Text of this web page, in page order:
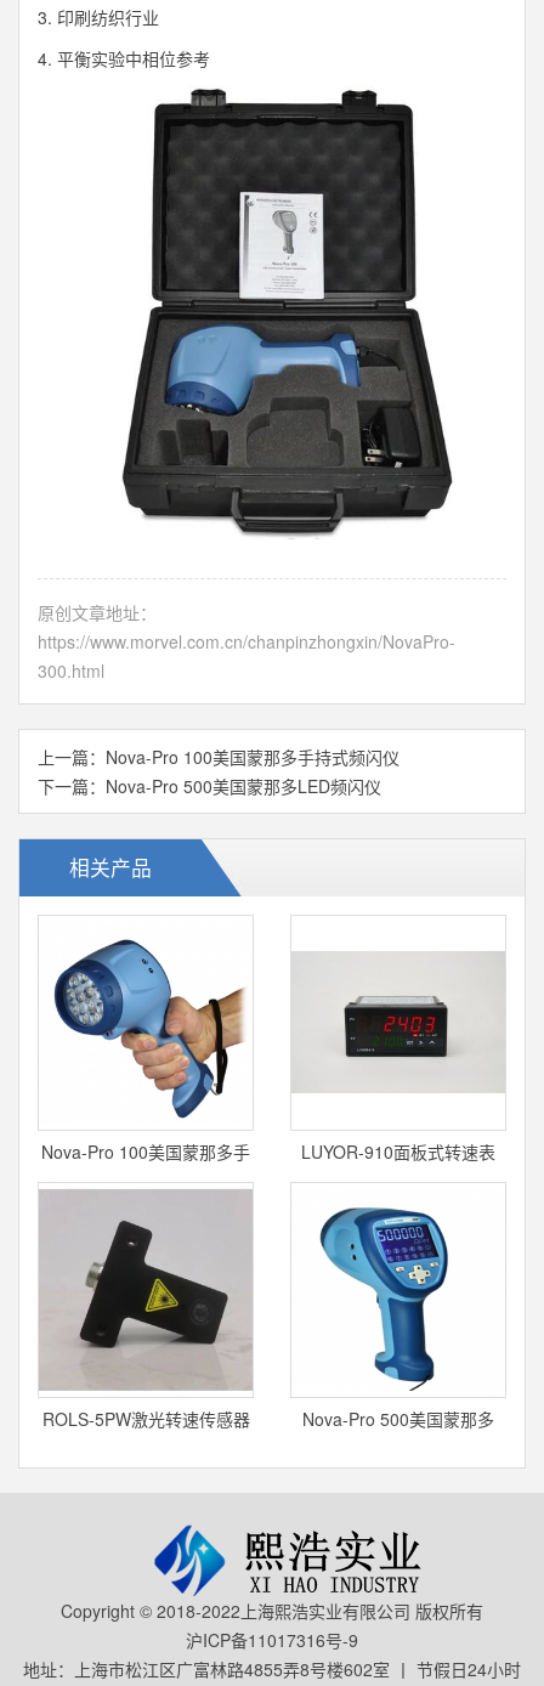
3. 印刷纺织行业
4. 平衡实验中相位参考
原创文章地址：
https://www.morvel.com.cn/chanpinzhongxin/NovaPro-
300.html
上一篇： Nova-Pro 100美国蒙那多手持式频闪仪
下一篇： Nova-Pro 500美国蒙那多LED频闪仪
相关产品
Nova-Pro 100美国蒙那多手
持式频闪仪
LUYOR-910面板式转速表
ROLS-5PW激光转速传感器
Nova-Pro 500美国蒙那多
Copyright © 2018-2022上海熙浩实业有限公司 版权所有
沪ICP备11017316号-9
地址：上海市松江区广富林路4855弄8号楼602室 丨 节假日24小时